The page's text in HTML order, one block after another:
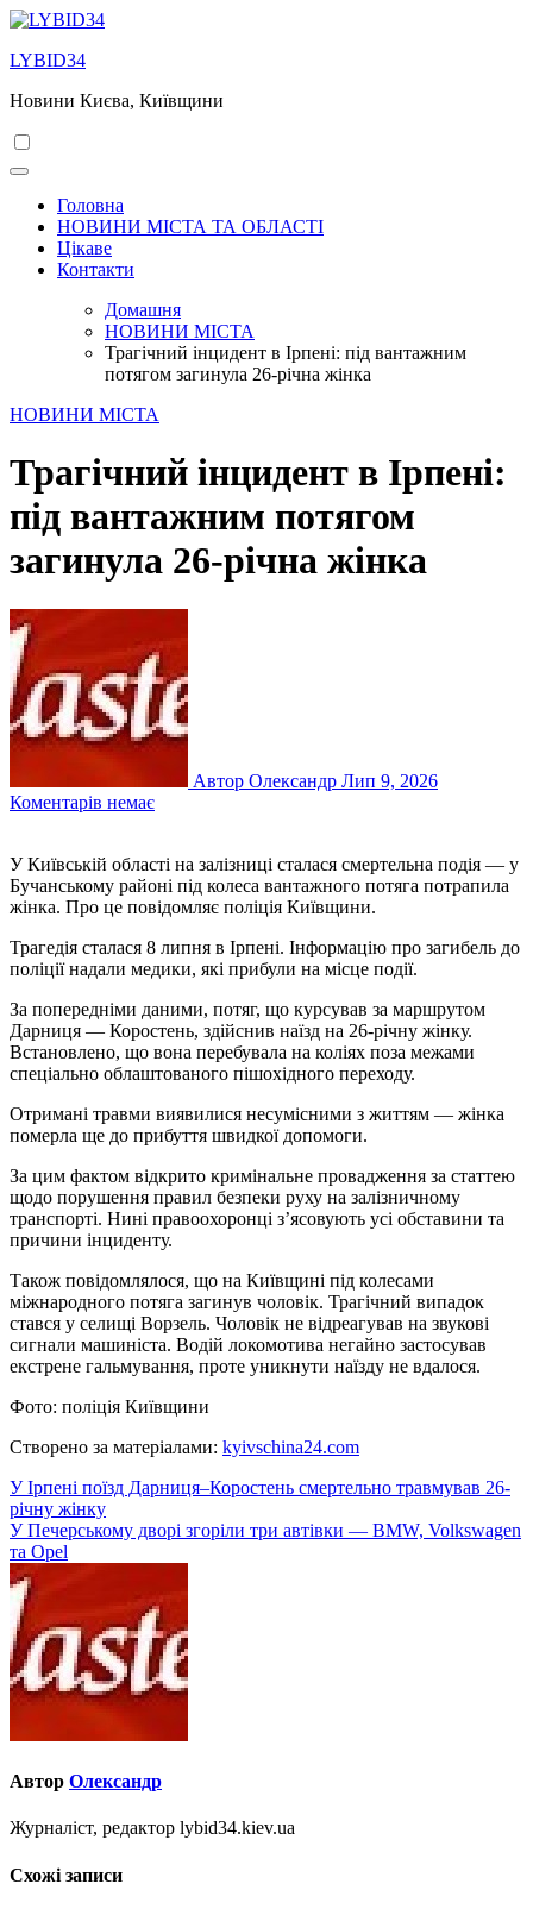
Перейти
вмісту
LYBID34
Новини Києва, Київщини
Головна
НОВИНИ МІСТА ТА ОБЛАСТІ
Цікаве
Контакти
Домашня
НОВИНИ МІСТА
Трагічний інцидент в Ірпені: під вантажним
потягом загинула 26-річна жінка
НОВИНИ МІСТА
Трагічний інцидент в Ірпені:
під вантажним потягом
загинула 26-річна жінка
Автор Олександр Лип 9, 2026
Коментарів немає
У Київській області на залізниці сталася смертельна подія — у
Бучанському районі під колеса вантажного потяга потрапила
жінка. Про це повідомляє поліція Київщини.
Трагедія сталася 8 липня в Ірпені. Інформацію про загибель до
поліції надали медики, які прибули на місце події.
За попередніми даними, потяг, що курсував за маршрутом
Дарниця — Коростень, здійснив наїзд на 26-річну жінку.
Встановлено, що вона перебувала на коліях поза межами
спеціально облаштованого пішохідного переходу.
Отримані травми виявилися несумісними з життям — жінка
померла ще до прибуття швидкої допомоги.
За цим фактом відкрито кримінальне провадження за статтею
щодо порушення правил безпеки руху на залізничному
транспорті. Нині правоохоронці з’ясовують усі обставини та
причини інциденту.
Також повідомлялося, що на Київщині під колесами
міжнародного потяга загинув чоловік. Трагічний випадок
стався у селищі Ворзель. Чоловік не відреагував на звукові
сигнали машиніста. Водій локомотива негайно застосував
екстрене гальмування, проте уникнути наїзду не вдалося.
Фото: поліція Київщини
Створено за матеріалами: kyivschina24.com
Навігація
записів
У Ірпені поїзд Дарниця–Коростень смертельно травмував 26-
річну жінку
У Печерському дворі згоріли три автівки — BMW, Volkswagen
та Opel
Автор Олександр
Журналіст, редактор lybid34.kiev.ua
Схожі записи